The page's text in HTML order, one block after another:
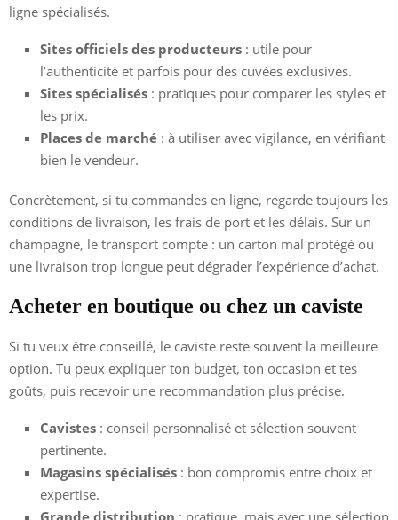
ligne spécialisés.
Sites officiels des producteurs : utile pour
l’authenticité et parfois pour des cuvées exclusives.
Sites spécialisés : pratiques pour comparer les styles et
les prix.
Places de marché : à utiliser avec vigilance, en vérifiant
bien le vendeur.
Concrètement, si tu commandes en ligne, regarde toujours les
conditions de livraison, les frais de port et les délais. Sur un
champagne, le transport compte : un carton mal protégé ou
une livraison trop longue peut dégrader l’expérience d’achat.
Acheter en boutique ou chez un caviste
Si tu veux être conseillé, le caviste reste souvent la meilleure
option. Tu peux expliquer ton budget, ton occasion et tes
goûts, puis recevoir une recommandation plus précise.
Cavistes : conseil personnalisé et sélection souvent
pertinente.
Magasins spécialisés : bon compromis entre choix et
expertise.
Grande distribution : pratique, mais avec une sélection